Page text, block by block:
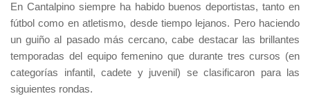
En Cantalpino siempre ha habido buenos deportistas, tanto en
fútbol como en atletismo, desde tiempo lejanos. Pero haciendo
un guiño al pasado más cercano, cabe destacar las brillantes
temporadas del equipo femenino que durante tres cursos (en
categorías infantil, cadete y juvenil) se clasificaron para las
siguientes rondas.